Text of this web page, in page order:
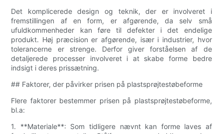
Det komplicerede design og teknik, der er involveret i
fremstillingen af ​​en form, er afgørende, da selv små
ufuldkommenheder kan føre til defekter i det endelige
produkt. Høj præcision er afgørende, især i industrier, hvor
tolerancerne er strenge. Derfor giver forståelsen af ​​de
detaljerede processer involveret i at skabe forme bedre
indsigt i deres prissætning.
## Faktorer, der påvirker prisen på plastsprøjtestøbeforme
Flere faktorer bestemmer prisen på plastsprøjtestøbeforme,
bl.a:
1. **Materiale**: Som tidligere nævnt kan forme laves af